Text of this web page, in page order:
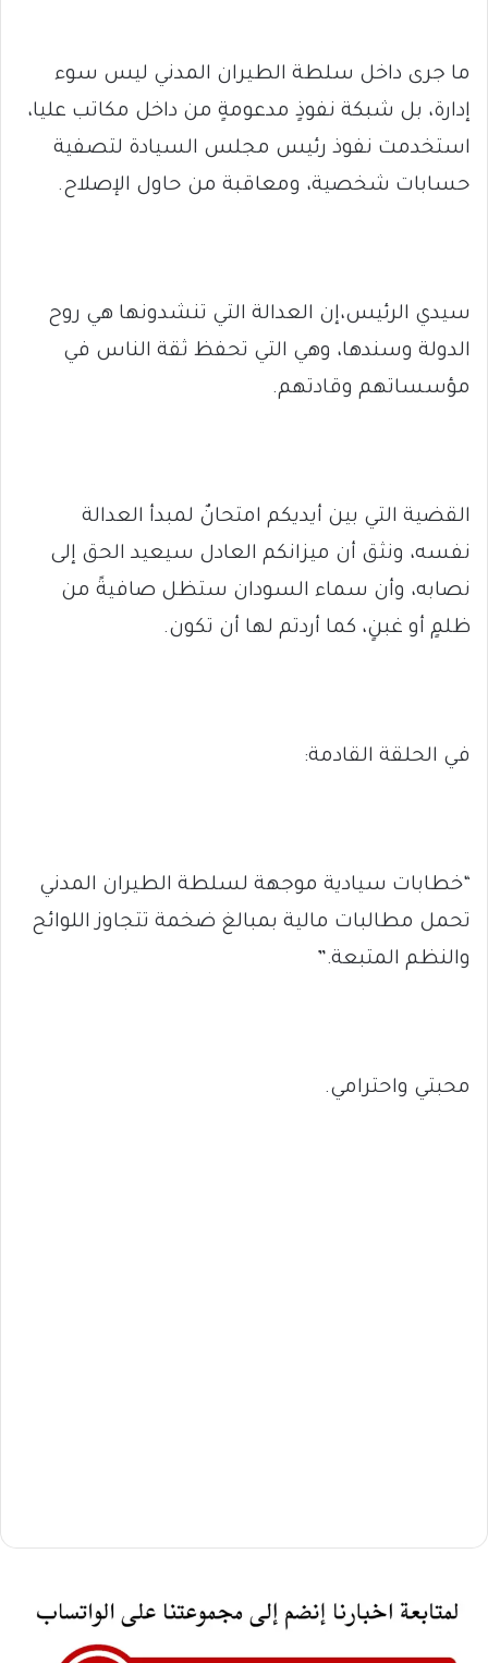
ما جرى داخل سلطة الطيران المدني ليس سوء
إدارة، بل شبكة نفوذٍ مدعومةٍ من داخل مكاتب عليا،
استخدمت نفوذ رئيس مجلس السيادة لتصفية
حسابات شخصية، ومعاقبة من حاول الإصلاح.
سيدي الرئيس،إن العدالة التي تنشدونها هي روح
الدولة وسندها، وهي التي تحفظ ثقة الناس في
مؤسساتهم وقادتهم.
القضية التي بين أيديكم امتحانٌ لمبدأ العدالة
نفسه، ونثق أن ميزانكم العادل سيعيد الحق إلى
نصابه، وأن سماء السودان ستظل صافيةً من
ظلمٍ أو غبنٍ، كما أردتم لها أن تكون.
في الحلقة القادمة:
“خطابات سيادية موجهة لسلطة الطيران المدني
تحمل مطالبات مالية بمبالغ ضخمة تتجاوز اللوائح
والنظم المتبعة.”
محبتي واحترامي.